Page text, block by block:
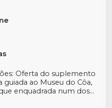
Oferta do suplemento
guiada ao Museu do Côa,
enquadrada num dos...